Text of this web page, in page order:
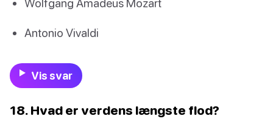
Antonio Vivaldi
Vis svar
18. Hvad er verdens længste flod?